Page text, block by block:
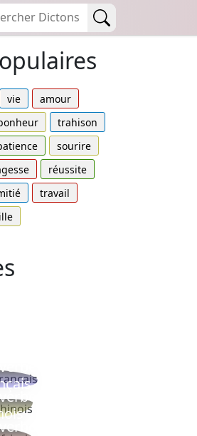
vie
amour
trahison
sourire
réussite
travail